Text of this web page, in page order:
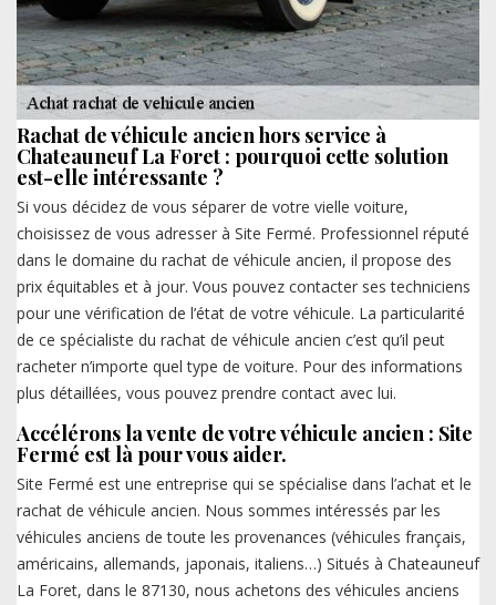
Rachat de véhicule ancien hors service à
Chateauneuf La Foret : pourquoi cette solution
est-elle intéressante ?
Si vous décidez de vous séparer de votre vielle voiture,
choisissez de vous adresser à Site Fermé. Professionnel réputé
dans le domaine du rachat de véhicule ancien, il propose des
prix équitables et à jour. Vous pouvez contacter ses techniciens
pour une vérification de l’état de votre véhicule. La particularité
de ce spécialiste du rachat de véhicule ancien c’est qu’il peut
racheter n’importe quel type de voiture. Pour des informations
plus détaillées, vous pouvez prendre contact avec lui.
Accélérons la vente de votre véhicule ancien : Site
Fermé est là pour vous aider.
Site Fermé est une entreprise qui se spécialise dans l’achat et le
rachat de véhicule ancien. Nous sommes intéressés par les
véhicules anciens de toute les provenances (véhicules français,
américains, allemands, japonais, italiens…) Situés à Chateauneuf
La Foret, dans le 87130, nous achetons des véhicules anciens